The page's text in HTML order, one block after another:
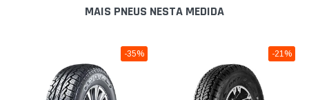
MAIS PNEUS NESTA MEDIDA
-35% -21%